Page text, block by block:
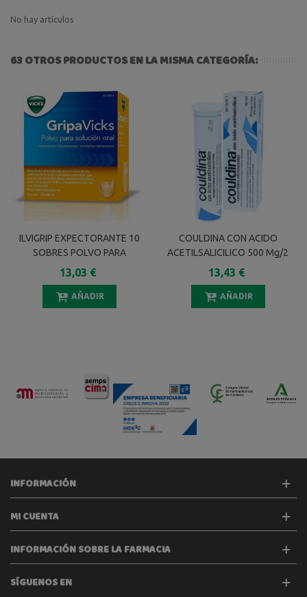
No hay artículos
63 OTROS PRODUCTOS EN LA MISMA CATEGORÍA:
ILVIGRIP EXPECTORANTE 10
SOBRES POLVO PARA
SOLUCION ORAL
13,03 €
AÑADIR
COULDINA CON ACIDO
ACETILSALICILICO 500 Mg/2
Mg/7,5 Mg 20 COMPRIMIDOS
EFERVESCENTES
13,43 €
AÑADIR
INFORMACIÓN
MI CUENTA
INFORMACIÓN SOBRE LA FARMACIA
SÍGUENOS EN